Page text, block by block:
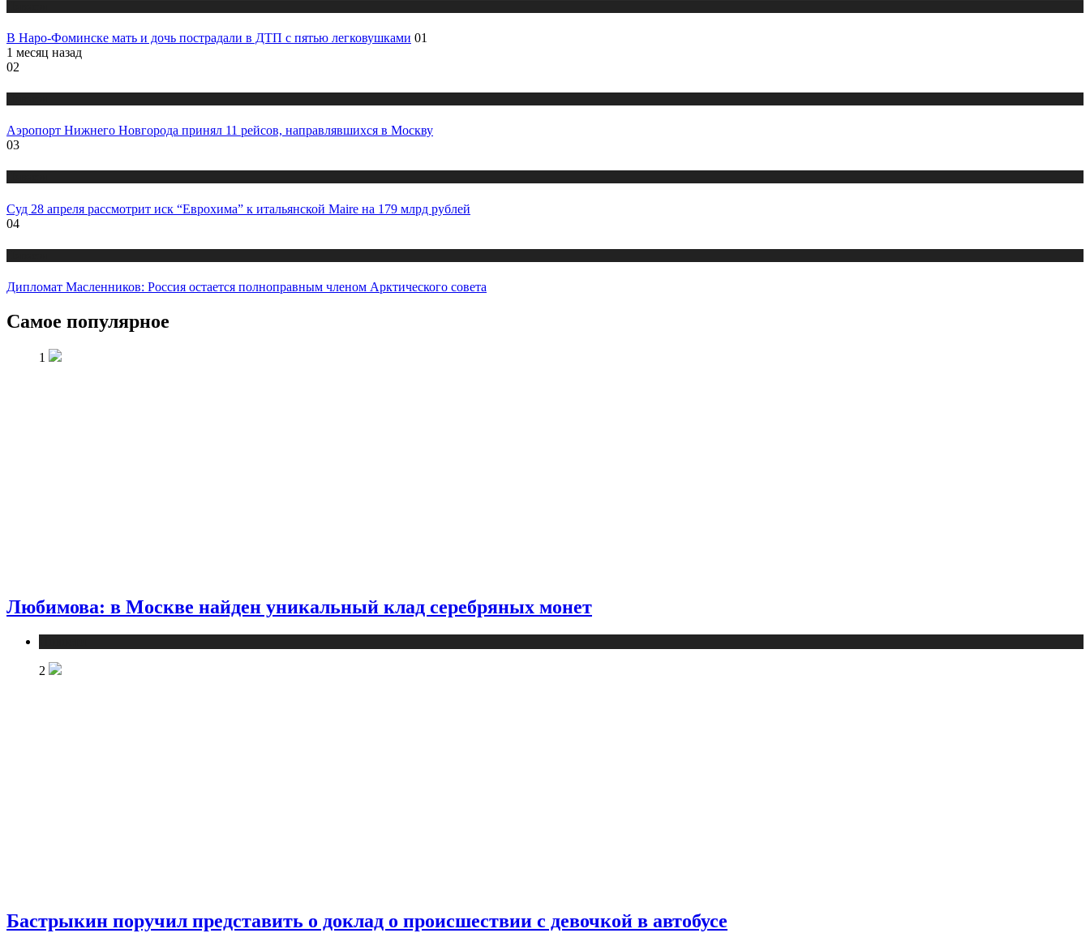
В Наро-Фоминске мать и дочь пострадали в ДТП с пятью легковушками 01
1 месяц назад
02
Аэропорт Нижнего Новгорода принял 11 рейсов, направлявшихся в Москву
03
Суд 28 апреля рассмотрит иск “Еврохима” к итальянской Maire на 179 млрд рублей
04
Дипломат Масленников: Россия остается полноправным членом Арктического совета
Самое популярное
1
Любимова: в Москве найден уникальный клад серебряных монет
2
Бастрыкин поручил представить о доклад о происшествии с девочкой в автобусе